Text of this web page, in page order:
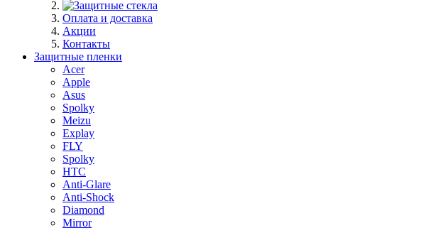
Оплата и доставка
Акции
Контакты
Защитные пленки
Acer
Apple
Asus
Spolky
Meizu
Explay
FLY
Spolky
HTC
Anti-Glare
Anti-Shock
Diamond
Mirror